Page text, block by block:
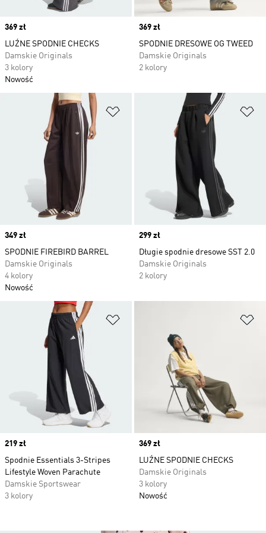
Price
369 zł
LUŹNE SPODNIE CHECKS
Damskie Originals
3 kolory
Nowość
Price
369 zł
SPODNIE DRESOWE OG TWEED
Damskie Originals
2 kolory
Dodaj do listy życzeń
Price
349 zł
SPODNIE FIREBIRD BARREL
Damskie Originals
4 kolory
Nowość
Price
299 zł
Długie spodnie dresowe SST 2.0
Damskie Originals
2 kolory
Price
219 zł
Spodnie Essentials 3-Stripes
Lifestyle Woven Parachute
Damskie Sportswear
3 kolory
Price
369 zł
LUŹNE SPODNIE CHECKS
Damskie Originals
3 kolory
Nowość